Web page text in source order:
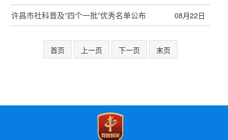
许昌市社科普及“四个一批”优秀名单公布 08月22日
首页 上一页 下一页 末页